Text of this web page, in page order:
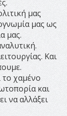
μας
μας ως
μας.
Και
το χαμένο
και
να αλλάξει